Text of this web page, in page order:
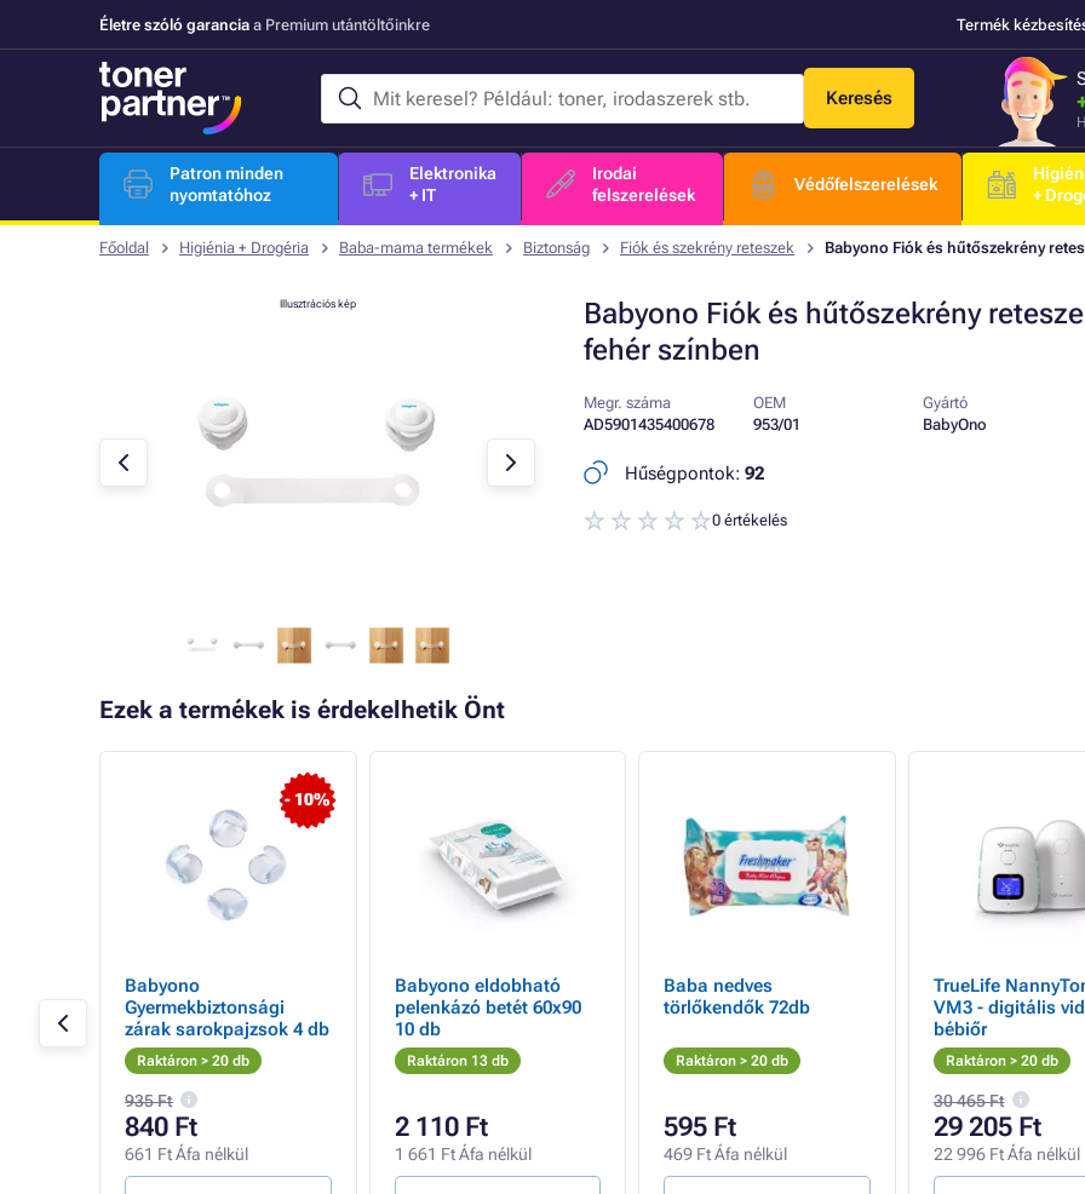
Életre szóló garancia a Premium utántöltőinkre Termék
Keresés
Patron minden
nyomtatóhoz
Elektronika
+ IT
Irodai
felszerelések
Védőfelszerelések
+
Főoldal Higiénia + Drogéria Baba-mama termékek Biztonság Fiók és szekrény reteszek Babyono Fiók és hűtőszekrény
Babyono Fiók és hűtőszekrény
fehér színben
Illusztrációs kép
Megr. száma
AD5901435400678
OEM
953/01
Gyártó
BabyOno
Hűségpontok: 92
0 értékelés
Ezek a termékek is érdekelhetik Önt
- 10%
Babyono
Gyermekbiztonsági
zárak sarokpajzsok 4 db
Raktáron > 20 db
935 Ft
840 Ft
661 Ft Áfa nélkül
Babyono eldobható
pelenkázó betét 60x90
10 db
Raktáron 13 db
2 110 Ft
1 661 Ft Áfa nélkül
Baba nedves
törlőkendők 72db
Raktáron > 20 db
595 Ft
469 Ft Áfa nélkül
TrueLife
VM3 - digitális
bébiőr
Raktáron > 20 db
30 465 Ft
29 205 Ft
22 996 Ft Áfa nélkül